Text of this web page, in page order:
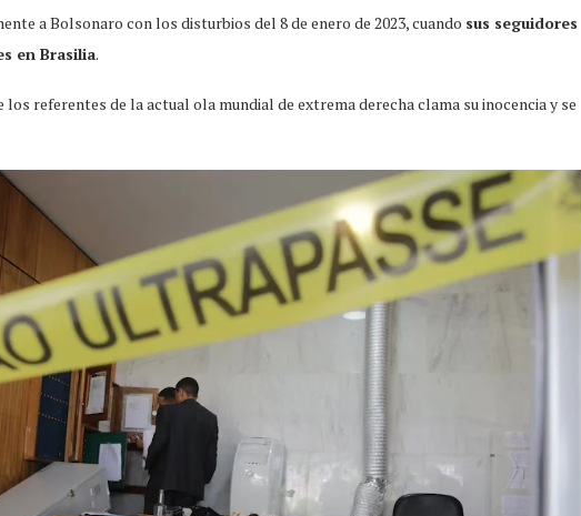
a Bolsonaro con los disturbios del 8 de enero de 2023, cuando sus seguidores
en Brasilia.
referentes de la actual ola mundial de extrema derecha clama su inocencia y se